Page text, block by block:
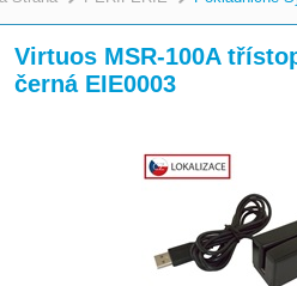
>
Virtuos MSR-100A
černá EIE0003